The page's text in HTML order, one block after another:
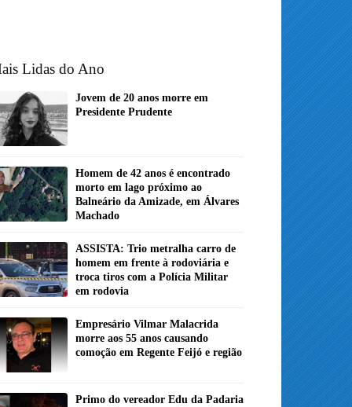
Lidas do Ano
Jovem de 20 anos morre em
Presidente Prudente
Homem de 42 anos é encontrado
morto em lago próximo ao
Balneário da Amizade, em Álvares
Machado
ASSISTA: Trio metralha carro de
homem em frente à rodoviária e
troca tiros com a Polícia Militar
em rodovia
Empresário Vilmar Malacrida
morre aos 55 anos causando
comoção em Regente Feijó e região
Primo do vereador Edu da Padaria